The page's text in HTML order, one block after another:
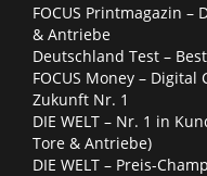
FOCUS Printmagazin
& Antriebe
Deutschland Test –
FOCUS Money –
Zukunft Nr. 1
DIE WELT – Nr. 1 in
Tore & Antriebe)
DIE WELT – Preis-